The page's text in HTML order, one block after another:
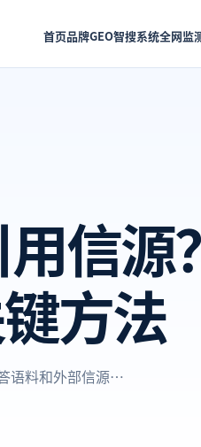
首页品牌GEO智搜系统全网监
信源？
方法
语料和外部信源…